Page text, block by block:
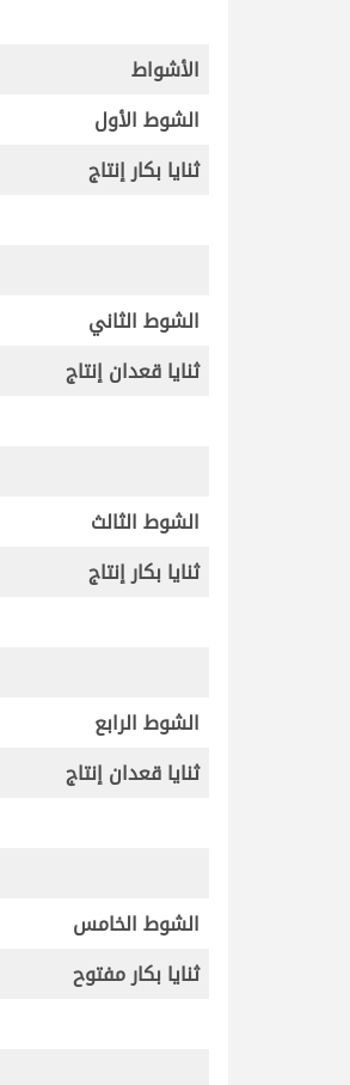
الأشواط
الشوط الأول
ثنايا بكار إنتاج
الشوط الثاني
ثنايا قعدان إنتاج
الشوط الثالث
ثنايا بكار إنتاج
الشوط الرابع
ثنايا قعدان إنتاج
الشوط الخامس
ثنايا بكار مفتوح